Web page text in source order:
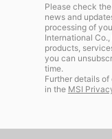
Please check
news and
processing of
International Co.,
products,
you can
time.
Further details
in the MSI